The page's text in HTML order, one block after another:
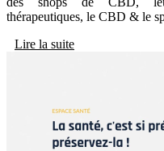
thérapeutiques, le CBD & le
Lire la suite